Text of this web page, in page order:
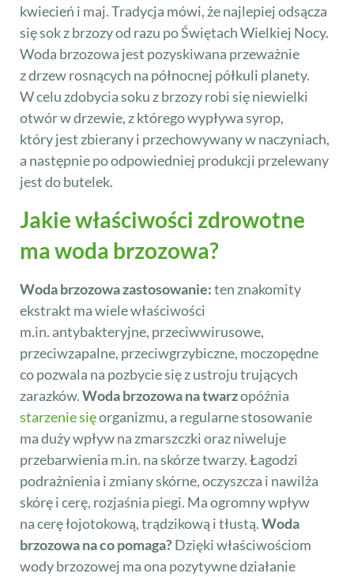
kwiecień i maj. Tradycja mówi, że najlepiej odsącza
się sok z brzozy od razu po Świętach Wielkiej Nocy.
Woda brzozowa jest pozyskiwana przeważnie
z drzew rosnących na północnej półkuli planety.
W celu zdobycia soku z brzozy robi się niewielki
otwór w drzewie, z którego wypływa syrop,
który jest zbierany i przechowywany w naczyniach,
a następnie po odpowiedniej produkcji przelewany
jest do butelek.
Jakie właściwości zdrowotne
ma woda brzozowa?
Woda brzozowa zastosowanie:ten znakomity
ekstrakt ma wiele właściwości
m.in. antybakteryjne, przeciwwirusowe,
przeciwzapalne, przeciwgrzybiczne, moczopędne
co pozwala na pozbycie się z ustroju trujących
zarazków.Woda brzozowa na twarzopóźnia
starzenie sięorganizmu, a regularne stosowanie
ma duży wpływ na zmarszczki oraz niweluje
przebarwienia m.in. na skórze twarzy. Łagodzi
podrażnienia i zmiany skórne, oczyszcza i nawilża
skórę i cerę, rozjaśnia piegi. Ma ogromny wpływ
na cerę łojotokową, trądzikową i tłustą.Woda
brzozowa na co pomaga?Dzięki właściwościom
wody brzozowej ma ona pozytywne działanie